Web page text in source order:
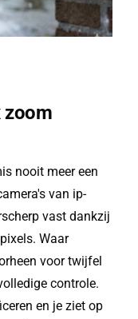
zoom
nooit meer een
van ip-
vast dankzij
Waar
voor twijfel
controle.
en je ziet op